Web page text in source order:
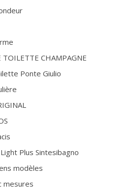
TOILETTE CHAMPAGNE
Ponte Giulio
Plus Sintesibagno
modèles
mesures